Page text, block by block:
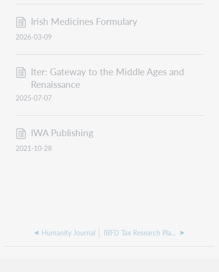
Irish Medicines Formulary
2026-03-09
Iter: Gateway to the Middle Ages and
Renaissance
2025-07-07
IWA Publishing
2021-10-28
Humanity Journal IBFD Tax Research Platform